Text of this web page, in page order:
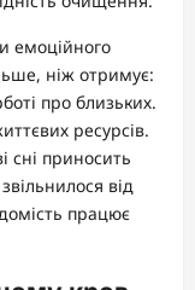
емоційного
ніж отримує:
про близьких.
ресурсів.
сні приносить
від
працює